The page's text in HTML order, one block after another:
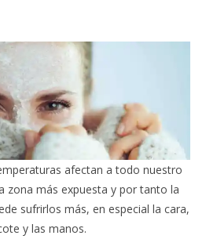
afectan a todo nuestro
zona más expuesta y por tanto la
sufrirlos más, en especial la cara,
y las manos.